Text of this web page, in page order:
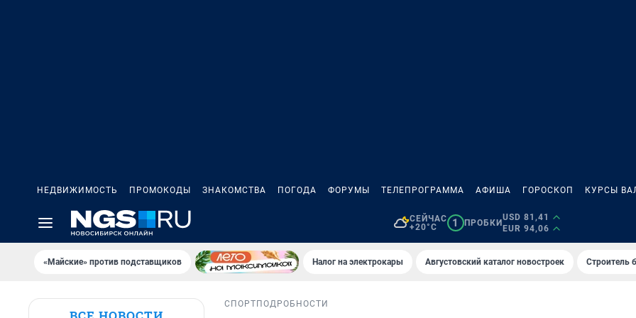
НЕДВИЖИМОСТЬ ПРОМОКОДЫ ЗНАКОМСТВА ПОГОДА ФОРУМЫ ТЕЛЕПРОГРАММА АФИША ГОРОСКОП КУРСЫ
СЕЙЧАС
+20°C
1 ПРОБКИ
USD 81,41
EUR 94,06
«Майские» против подставщиков Налог на электрокары Августовский каталог новостроек Строитель
СПОРТ ПОДРОБНОСТИ